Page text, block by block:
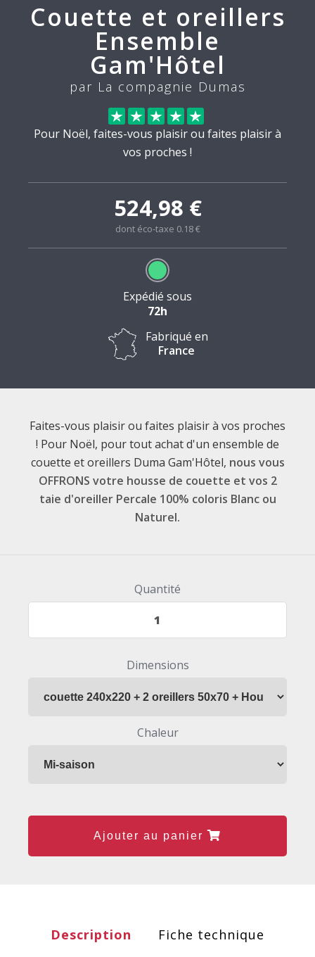
Couette et oreillers
Ensemble
Gam'Hôtel
par La compagnie Dumas
Pour Noël, faites-vous plaisir ou faites plaisir à
vos proches !
524,98 €
dont éco-taxe 0.18 €
Expédié sous
72h
Fabriqué en
France
Faites-vous plaisir ou faites plaisir à vos proches
! Pour Noël, pour tout achat d'un ensemble de
couette et oreillers Duma Gam'Hôtel, nous vous
OFFRONS votre housse de couette et vos 2
taie d'oreiller Percale 100% coloris Blanc ou
Naturel.
Quantité
Dimensions
Chaleur
Ajouter au panier
Description Fiche technique